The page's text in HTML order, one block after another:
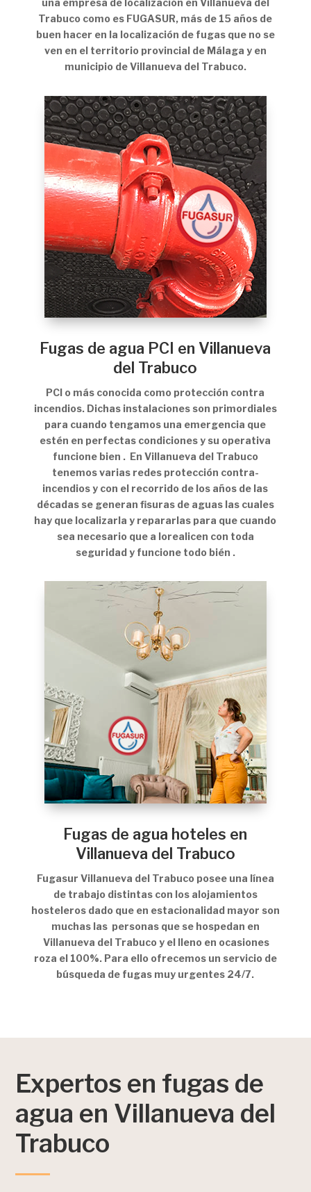
Trabuco como es FUGASUR, más de 15 años de
buen hacer en la localización de fugas que no se
ven en el territorio provincial de Málaga y en
municipio de Villanueva del Trabuco.
Fugas de agua PCI en Villanueva
del Trabuco
PCI o más conocida como protección contra
incendios. Dichas instalaciones son primordiales
para cuando tengamos una emergencia que
estén en perfectas condiciones y su operativa
funcione bien . En Villanueva del Trabuco
tenemos varias redes protección contra-
incendios y con el recorrido de los años de las
décadas se generan fisuras de aguas las cuales
hay que localizarla y repararlas para que cuando
sea necesario que a lorealicen con toda
seguridad y funcione todo bién .
Fugas de agua hoteles en
Villanueva del Trabuco
Fugasur Villanueva del Trabuco posee una línea
de trabajo distintas con los alojamientos
hosteleros dado que en estacionalidad mayor son
muchas las personas que se hospedan en
Villanueva del Trabuco y el lleno en ocasiones
roza el 100%. Para ello ofrecemos un servicio de
búsqueda de fugas muy urgentes 24/7.
Expertos en fugas de
agua en Villanueva del
Trabuco